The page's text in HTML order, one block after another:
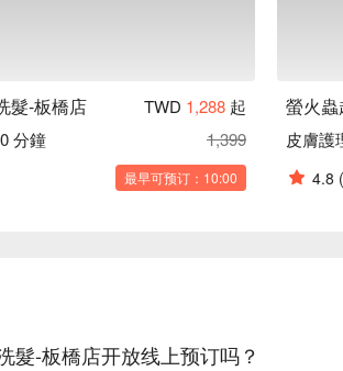
髮-板橋店 TWD 1,288 起
分鐘
1,399
最早可预订：10:00
螢火
皮膚護
4.8
髮-板橋店开放线上预订吗？